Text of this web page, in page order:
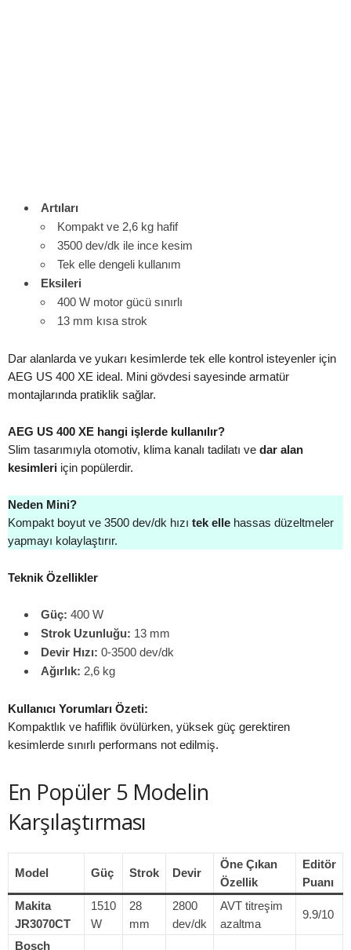
Artıları
Kompakt ve 2,6 kg hafif
3500 dev/dk ile ince kesim
Tek elle dengeli kullanım
Eksileri
400 W motor gücü sınırlı
13 mm kısa strok
Dar alanlarda ve yukarı kesimlerde tek elle kontrol isteyenler için
AEG US 400 XE ideal. Mini gövdesi sayesinde armatür
montajlarında pratiklik sağlar.
AEG US 400 XE hangi işlerde kullanılır?
Slim tasarımıyla otomotiv, klima kanalı tadilatı ve dar alan
kesimleri için popülerdir.
Neden Mini?
Kompakt boyut ve 3500 dev/dk hızı tek elle hassas düzeltmeler
yapmayı kolaylaştırır.
Teknik Özellikler
Güç: 400 W
Strok Uzunluğu: 13 mm
Devir Hızı: 0-3500 dev/dk
Ağırlık: 2,6 kg
Kullanıcı Yorumları Özeti:
Kompaktlık ve hafiflik övülürken, yüksek güç gerektiren
kesimlerde sınırlı performans not edilmiş.
En Popüler 5 Modelin
Karşılaştırması
Model Güç Strok Devir
Öne Çıkan
Özellik
Editör
Puanı
Makita
JR3070CT
1510
W
28
mm
2800
dev/dk
AVT titreşim
azaltma
9.9/10
Bosch